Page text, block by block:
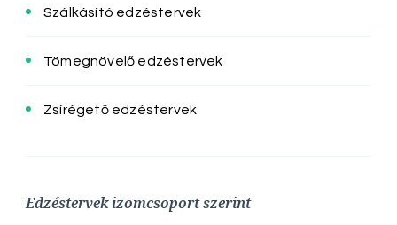
Szálkásító edzéstervek
Tömegnövelő edzéstervek
Zsírégető edzéstervek
Edzéstervek izomcsoport szerint